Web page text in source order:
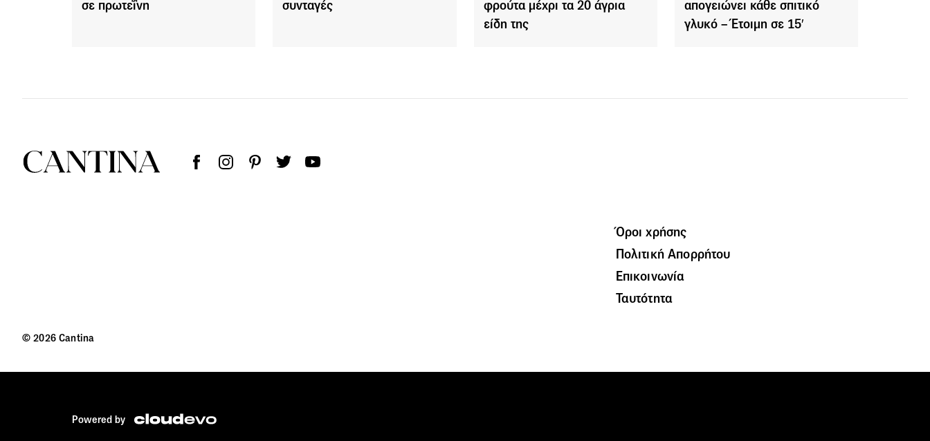
σε πρωτεΐνη
συνταγές
φρούτα μέχρι τα 20 άγρια
είδη της
απογειώνει κάθε σπιτικό
γλυκό – Έτοιμη σε 15′
Όροι χρήσης
Πολιτική Απορρήτου
Επικοινωνία
Ταυτότητα
© 2026 Cantina
Powered by